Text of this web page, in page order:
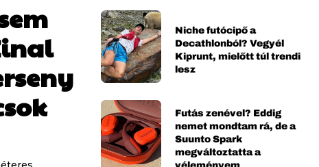
Niche futócipő a
Decathlonból? Vegyél
Kiprunt, mielőtt túl trendi
lesz
Futás zenével? Eddig
nemet mondtam rá, de a
Suunto Spark
megváltoztatta a